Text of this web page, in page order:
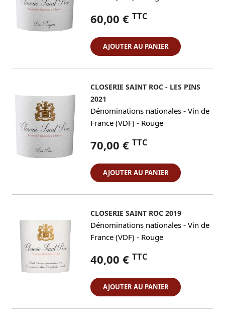
60,00 € TTC
AJOUTER AU PANIER
CLOSERIE SAINT ROC - LES PINS
2021
Dénominations nationales - Vin de
France (VDF) - Rouge
70,00 € TTC
AJOUTER AU PANIER
CLOSERIE SAINT ROC 2019
Dénominations nationales - Vin de
France (VDF) - Rouge
40,00 € TTC
AJOUTER AU PANIER